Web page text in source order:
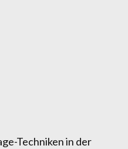
Techniken in der